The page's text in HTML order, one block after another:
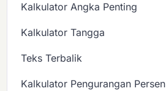
Kalkulator Angka Penting
Kalkulator Tangga
Teks Terbalik
Kalkulator Pengurangan Persen